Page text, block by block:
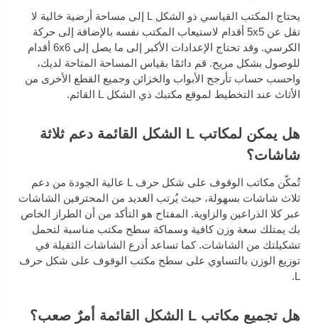
يحتاج المكتب القياسي ذو الشكل L إلى مساحة أرضية خالية لا
تقل عن 5x5 أقدام لاستيعاب المكتب نفسه بالإضافة إلى حركة
الكرسي. وقد تحتاج الإعدادات الأكبر إلى ما يصل إلى 6x6 أقدام
للوصول بشكل مريح. قم دائمًا بقياس المساحة المتاحة لديك،
واحسب حساب تأرجح الأبواب والخزائن وجميع القطع الأخرى من
الأثاث عند التخطيط لموقع مكتبك ذي الشكل L القائم.
هل يمكن لمكاتب L الشكل القائمة دعم ثلاثة
شاشات؟
تُمكّن مكاتب الوقوف على شكل حرف L عالية الجودة من دعم
ثلاث شاشات بسهولة، حيث يُرتب العديد من المحترفين الشاشات
عبر كلا الذراعين والزاوية. المفتاح هو التأكد من أن الطراز الخاص
بك يمتلك سعة وزن كافية وسماكة سطح مكتب مناسبة لتحمل
تشكيلتك من الشاشات. كما تساعد أذرع الشاشات الثقيلة في
توزيع الوزن بالتساوي على سطح مكتب الوقوف على شكل حرف
L.
هل تجميع مكاتب L الشكل القائمة أمرٌ صعب؟